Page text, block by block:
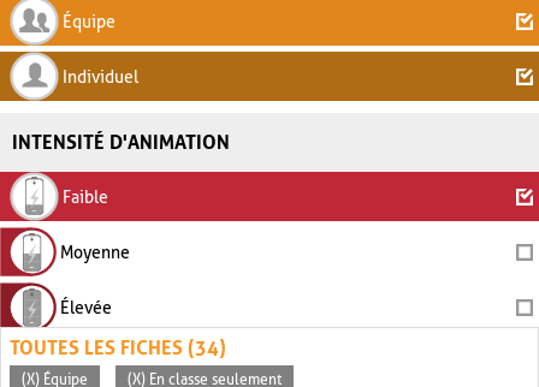
Équipe
Individuel
INTENSITÉ D'ANIMATION
Faible
Moyenne
Élevée
TOUTES LES FICHES (34)
(X) Équipe (X) En classe seulement